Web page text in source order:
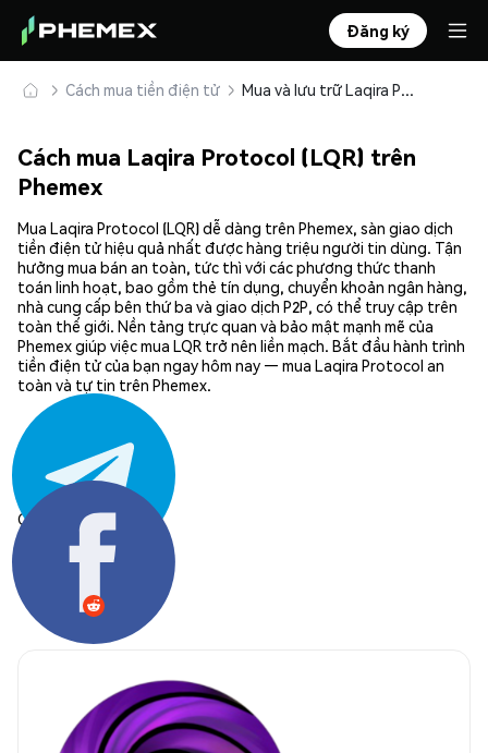
Đăng ký
Cách mua tiền điện tử Mua và lưu trữ Laqira Protocol (LQR) an toàn
Cách mua Laqira Protocol (LQR) trên
Phemex
Mua Laqira Protocol (LQR) dễ dàng trên Phemex, sàn giao dịch
tiền điện tử hiệu quả nhất được hàng triệu người tin dùng. Tận
hưởng mua bán an toàn, tức thì với các phương thức thanh
toán linh hoạt, bao gồm thẻ tín dụng, chuyển khoản ngân hàng,
nhà cung cấp bên thứ ba và giao dịch P2P, có thể truy cập trên
toàn thế giới. Nền tảng trực quan và bảo mật mạnh mẽ của
Phemex giúp việc mua LQR trở nên liền mạch. Bắt đầu hành trình
tiền điện tử của bạn ngay hôm nay — mua Laqira Protocol an
toàn và tự tin trên Phemex.
Chia sẻ: